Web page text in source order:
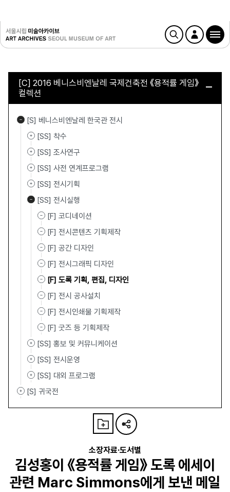
[C] 2016 베니스비엔날레 국제건축전 《용적률 게임》
컬렉션
[S] 베니스비엔날레 한국관 전시
[SS] 착수
[SS] 조사연구
[SS] 사전 연계프로그램
[SS] 전시기획
[SS] 전시실행
[F] 코디네이션
[F] 전시콘텐츠 기획제작
[F] 공간 디자인
[F] 전시그래픽 디자인
[F] 도록 기획, 편집, 디자인
[F] 전시 공사설치
[F] 전시인쇄물 기획제작
[F] 굿즈 등 기획제작
[SS] 홍보 및 커뮤니케이션
[SS] 전시운영
[SS] 대외 프로그램
[S] 귀국전
소장자료·도서별
김성홍이 《용적률 게임》 도록 에세이
관련 Marc Simmons에게 보낸 메일